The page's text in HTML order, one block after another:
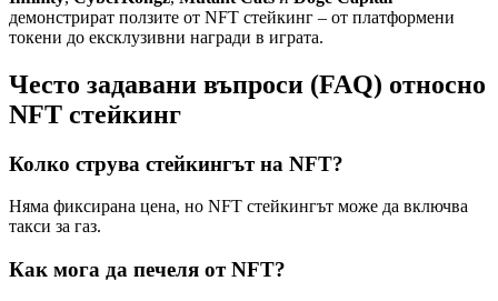
демонстрират ползите от NFT стейкинг – от платформени
токени до ексклузивни награди в играта.
Често задавани въпроси (FAQ) относно
NFT стейкинг
Колко струва стейкингът на NFT?
Няма фиксирана цена, но NFT стейкингът може да включва
такси за газ.
Как мога да печеля от NFT?